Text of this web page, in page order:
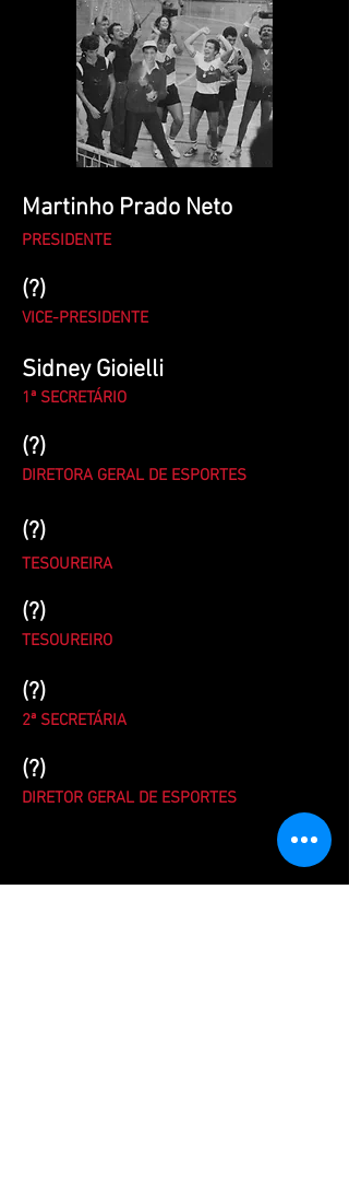
Martinho Prado Neto
PRESIDENTE
(?)
VICE-PRESIDENTE
Sidney Gioielli
1ª SECRETÁRIO
(?)
DIRETORA GERAL DE ESPORTES
(?)
TESOUREIRA
(?)
TESOUREIRO
(?)
2ª SECRETÁRIA
(?)
DIRETOR GERAL DE ESPORTES